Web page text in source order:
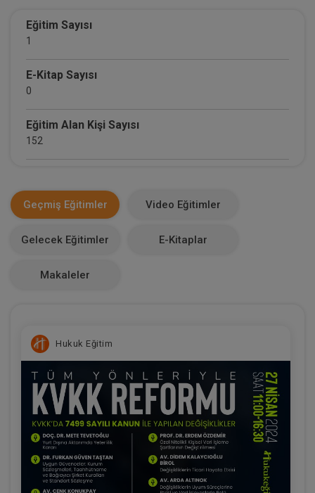
Eğitim Sayısı
1
E-Kitap Sayısı
0
Eğitim Alan Kişi Sayısı
152
0
0
Geçmiş Eğitimler Video Eğitimler
Gelecek Eğitimler E-Kitaplar
Makaleler
Hukuk Eğitim